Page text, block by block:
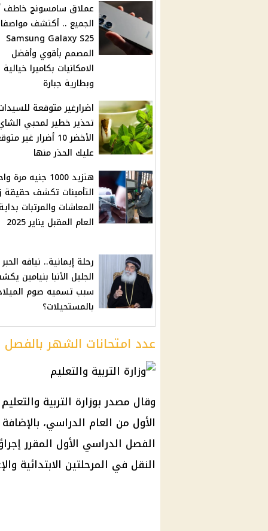
عملاق سامسونج خاطف
الجميع .. أكتشف
Samsung Galaxy S25
المصمم بأقوي وأفضل
الامكانيات بكاميرا خيالية
وبطارية جبارة
اضرارغير متوقعة
تحذير خطير لمحبي
الأخضر 10 أضرار غير
عليك الحذر منها
هتزيد 1000 جنيه
التأمينات تكشف حقيقة
المعاشات والمرتبات
العام المقبل يناير 2025
رحلة إيمانية.. نيافه الحبر
الجليل الأنبا بنيامين
سبب تسميه صوم
بالمستحيلات؟
عدد امتحانات الشهر بالفصل
وقال مصدر بوزارة التربية
الأول من العام الدراسي،
النقل في المرحلتين الابتدائية